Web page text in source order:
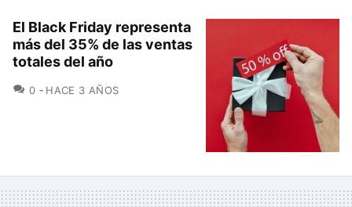
El Black Friday representa
más del 35% de las ventas
totales del año
0 COMENTARIOS
HACE 3 AÑOS